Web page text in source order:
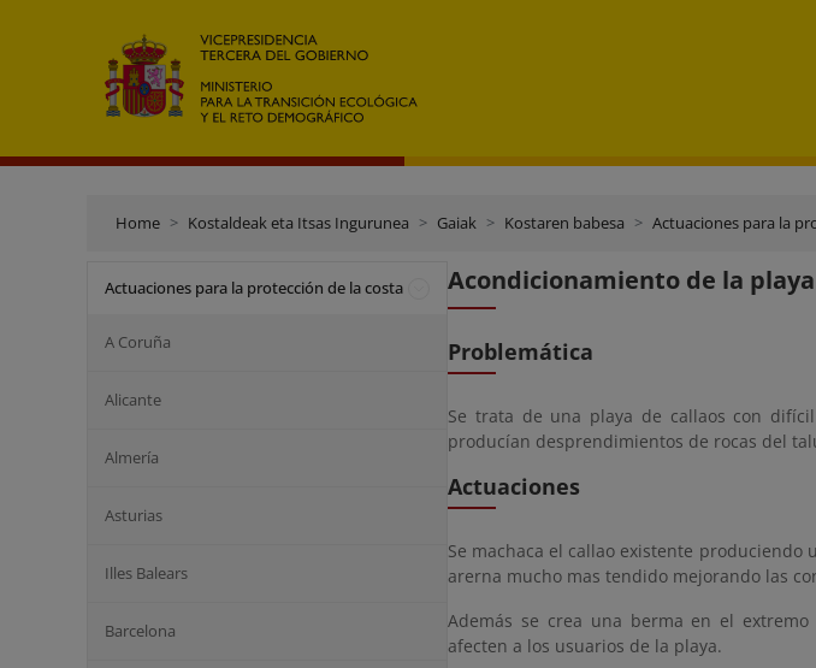
Home Kostaldeak eta Itsas Ingurunea Gaiak Kostaren babesa Actuaciones para la
Actuaciones para la protección de la costa
A Coruña
Alicante
Almería
Asturias
Illes Balears
Barcelona
Acondicionamiento de la
Problemática
Se trata de una playa de callaos con
producían desprendimientos de rocas del
Actuaciones
Se machaca el callao existente produciendo
arerna mucho mas tendido mejorando las
Además se crea una berma en el
afecten a los usuarios de la playa.